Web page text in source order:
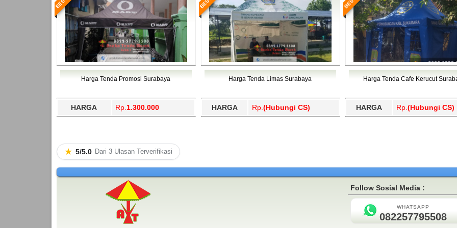
Harga Tenda Promosi Surabaya
HARGA Rp. 1.300.000
Harga Tenda Limas Surabaya
HARGA Rp. (Hubungi CS)
Harga Tenda Cafe Kerucut
HARGA Rp. (Hubungi CS)
★ 5/5.0 Dari 3 Ulasan Terverifikasi
Follow Sosial Media :
WHATSAPP
082257795508